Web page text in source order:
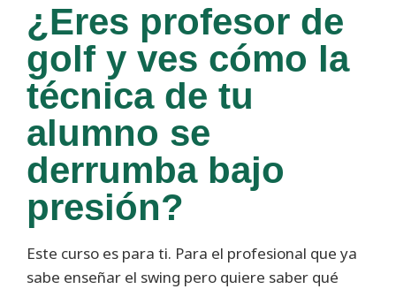
¿Eres profesor de
golf y ves cómo la
técnica de tu
alumno se
derrumba bajo
presión?
Este curso es para ti. Para el profesional que ya
sabe enseñar el swing pero quiere saber qué